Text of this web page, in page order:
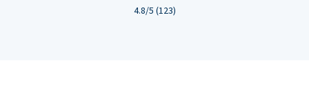
4.8/5 (123)